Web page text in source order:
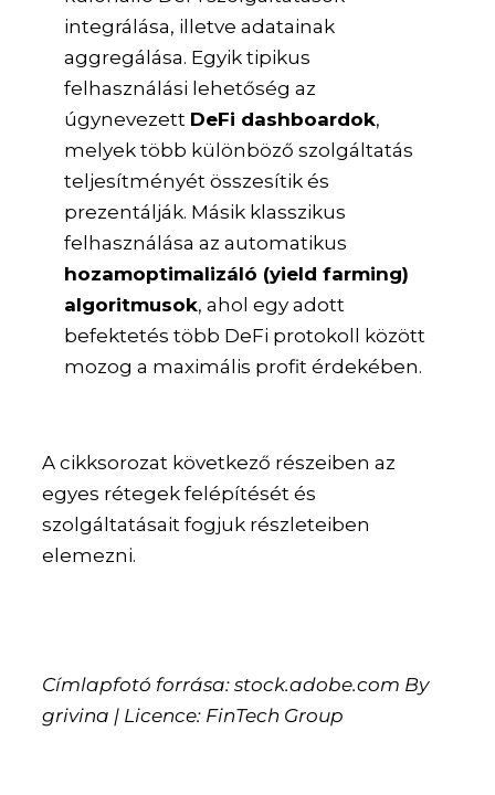
integrálása, illetve adatainak
aggregálása. Egyik tipikus
felhasználási lehetőség az
úgynevezett DeFi dashboardok,
melyek több különböző szolgáltatás
teljesítményét összesítik és
prezentálják. Másik klasszikus
felhasználása az automatikus
hozamoptimalizáló (yield farming)
algoritmusok, ahol egy adott
befektetés több DeFi protokoll között
mozog a maximális profit érdekében.
A cikksorozat következő részeiben az
egyes rétegek felépítését és
szolgáltatásait fogjuk részleteiben
elemezni.
Címlapfotó forrása: stock.adobe.com By
grivina | Licence: FinTech Group